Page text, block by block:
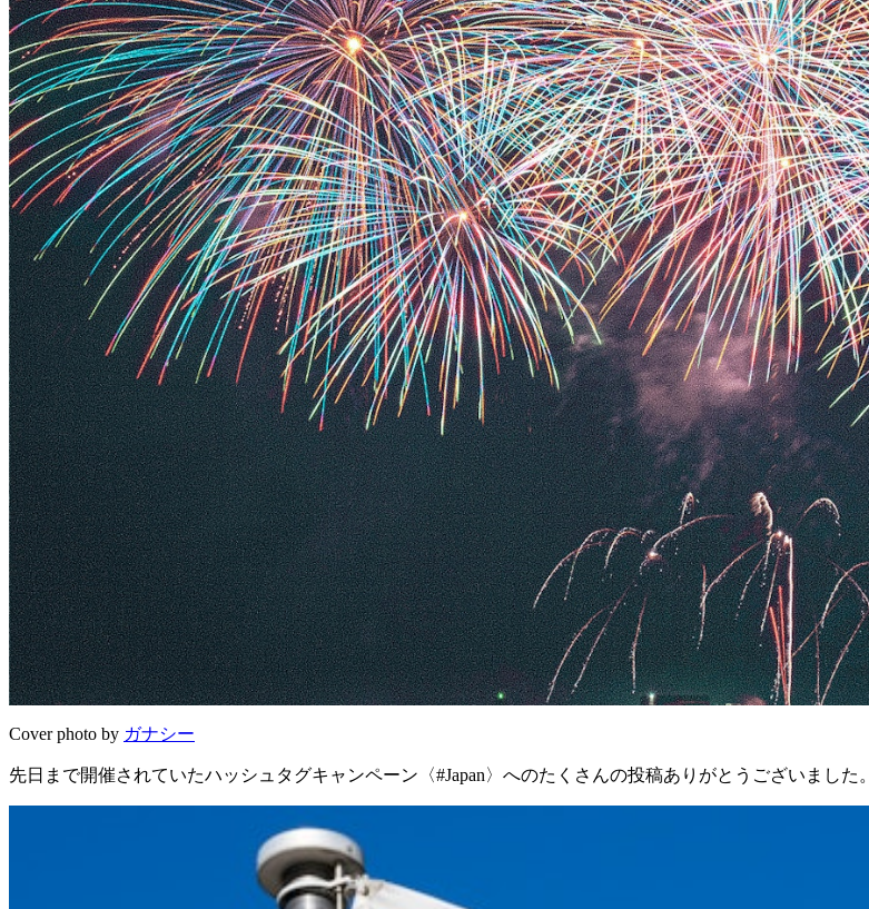
Cover photo by ガナシー
先日まで開催されていたハッシュタグキャンペーン〈#Japan〉へのたくさんの投稿ありがとうございました。